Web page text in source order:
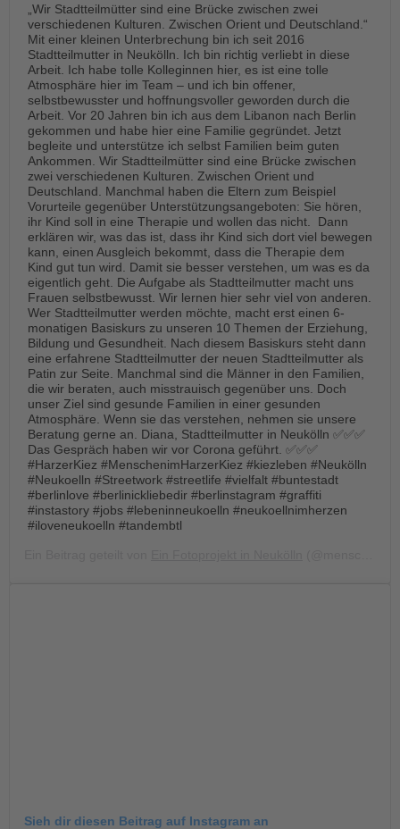
„Wir Stadtteilmütter sind eine Brücke zwischen zwei
verschiedenen Kulturen. Zwischen Orient und Deutschland.“
Mit einer kleinen Unterbrechung bin ich seit 2016
Stadtteilmutter in Neukölln. Ich bin richtig verliebt in diese
Arbeit. Ich habe tolle Kolleginnen hier, es ist eine tolle
Atmosphäre hier im Team – und ich bin offener,
selbstbewusster und hoffnungsvoller geworden durch die
Arbeit. Vor 20 Jahren bin ich aus dem Libanon nach Berlin
gekommen und habe hier eine Familie gegründet. Jetzt
begleite und unterstütze ich selbst Familien beim guten
Ankommen. Wir Stadtteilmütter sind eine Brücke zwischen
zwei verschiedenen Kulturen. Zwischen Orient und
Deutschland. Manchmal haben die Eltern zum Beispiel
Vorurteile gegenüber Unterstützungsangeboten: Sie hören,
ihr Kind soll in eine Therapie und wollen das nicht. ­ Dann
erklären wir, was das ist, dass ihr Kind sich dort viel bewegen
kann, einen Ausgleich bekommt, dass die Therapie dem
Kind gut tun wird. Damit sie besser verstehen, um was es da
eigentlich geht. Die Aufgabe als Stadtteilmutter macht uns
Frauen selbstbewusst. Wir lernen hier sehr viel von anderen.
Wer Stadtteilmutter werden möchte, macht erst einen 6-
monatigen Basiskurs zu unseren 10 Themen der Erziehung,
Bildung und Gesundheit. Nach diesem Basiskurs steht dann
eine erfahrene Stadtteilmutter der neuen Stadtteilmutter als
Patin zur Seite. Manchmal sind die Männer in den Familien,
die wir beraten, auch misstrauisch gegenüber uns. Doch
unser Ziel sind gesunde Familien in einer gesunden
Atmosphäre. Wenn sie das verstehen, nehmen sie unsere
Beratung gerne an. Diana, Stadtteilmutter in Neukölln ✅✅✅
Das Gespräch haben wir vor Corona geführt. ✅✅✅
#HarzerKiez #MenschenimHarzerKiez #kiezleben #Neukölln
#Neukoelln #Streetwork #streetlife #vielfalt #buntestadt
#berlinlove #berlinickliebedir #berlinstagram #graffiti
#instastory #jobs #lebeninneukoelln #neukoellnimherzen
#iloveneukoelln #tandembtl
Sieh dir diesen Beitrag auf Instagram an